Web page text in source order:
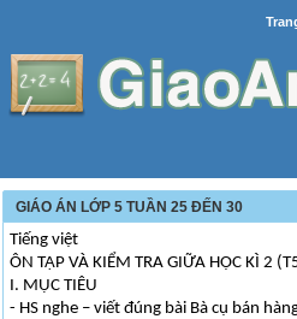
GIÁO ÁN LỚP 5 TUẦN 25 ĐẾN 30
Tiếng việt
ÔN TẬP VÀ KIỂM TRA GIỮA HỌC KÌ 2
I. MỤC TIÊU
- HS nghe – viết đúng bài Bà cụ bán